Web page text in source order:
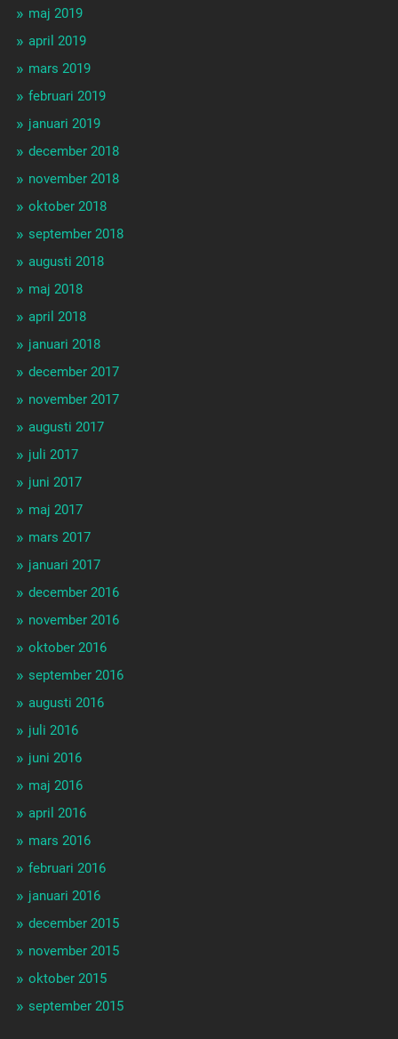
maj 2019
april 2019
mars 2019
februari 2019
januari 2019
december 2018
november 2018
oktober 2018
september 2018
augusti 2018
maj 2018
april 2018
januari 2018
december 2017
november 2017
augusti 2017
juli 2017
juni 2017
maj 2017
mars 2017
januari 2017
december 2016
november 2016
oktober 2016
september 2016
augusti 2016
juli 2016
juni 2016
maj 2016
april 2016
mars 2016
februari 2016
januari 2016
december 2015
november 2015
oktober 2015
september 2015